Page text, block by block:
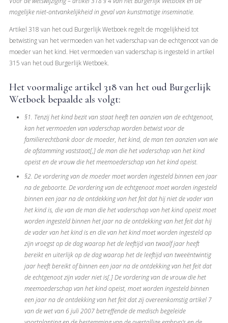
mogelijke niet-ontvankelijkheid in geval van kunstmatige inseminatie.
Artikel 318 van het oud Burgerlijk Wetboek regelt de mogelijkheid tot
betwisting van het vermoeden van het vaderschap van de echtgenoot van de
moeder van het kind. Het vermoeden van vaderschap is ingesteld in artikel
315 van het oud Burgerlijk Wetboek.
Het voormalige artikel 318 van het oud Burgerlijk
Wetboek bepaalde als volgt:
§1. Tenzij het kind bezit van staat heeft ten aanzien van de echtgenoot,
kan het vermoeden van vaderschap worden betwist voor de
familierechtbank door de moeder, het kind, de man ten aanzien van wie
de afstamming vaststaat[,] de man die het vaderschap van het kind
opeist en de vrouw die het meemoederschap van het kind opeist.
§2. De vordering van de moeder moet worden ingesteld binnen een jaar
na de geboorte. De vordering van de echtgenoot moet worden ingesteld
binnen een jaar na de ontdekking van het feit dat hij niet de vader van
het kind is, die van de man die het vaderschap van het kind opeist moet
worden ingesteld binnen het jaar na de ontdekking van het feit dat hij
de vader van het kind is en die van het kind moet worden ingesteld op
zijn vroegst op de dag waarop het de leeftijd van twaalf jaar heeft
bereikt en uiterlijk op de dag waarop het de leeftijd van tweeëntwintig
jaar heeft bereikt of binnen een jaar na de ontdekking van het feit dat
de echtgenoot zijn vader niet is[.] De vordering van de vrouw die het
meemoederschap van het kind opeist, moet worden ingesteld binnen
een jaar na de ontdekking van het feit dat zij overeenkomstig artikel 7
van de wet van 6 juli 2007 betreffende de medisch begeleide